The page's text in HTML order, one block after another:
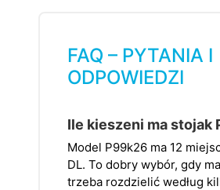
FAQ – PYTANIA I
ODPOWIEDZI
Ile kieszeni ma stojak
Model P99k26 ma 12
DL. To dobry wybór, gdy
trzeba rozdzielić według